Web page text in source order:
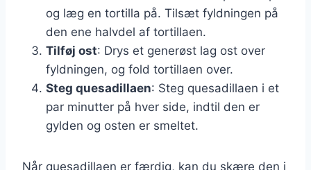
og læg en tortilla på. Tilsæt fyldningen på
den ene halvdel af tortillaen.
Tilføj ost: Drys et generøst lag ost over
fyldningen, og fold tortillaen over.
Steg quesadillaen: Steg quesadillaen i et
par minutter på hver side, indtil den er
gylden og osten er smeltet.
Når quesadillaen er færdig, kan du skære den i